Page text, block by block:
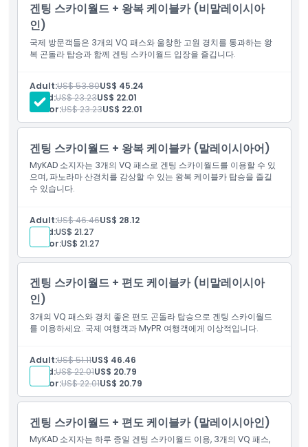
운영 시간
알아야 할 사항
위치
취소 정책
겐팅 스카이월드 + 왕복 케이블카 (비말레이시아
인)
국제 방문객들은 3개의 VQ 패스와 울창한 고원 경치를 통과하는 왕
복 곤돌라 탑승과 함께 겐팅 스카이월드 입장을 즐깁니다.
Adult:US$ 53.80US$ 45.24
Child:US$ 23.23US$ 22.01
Senior:US$ 23.23US$ 22.01
겐팅 스카이월드 + 왕복 케이블카 (말레이시아어)
MyKAD 소지자는 3개의 VQ 패스로 겐팅 스카이월드를 이용할 수 있
으며, 파노라마 산경치를 감상할 수 있는 왕복 케이블카 탑승을 즐길
수 있습니다.
Adult:US$ 46.46US$ 28.12
Child:US$ 21.27
Senior:US$ 21.27
겐팅 스카이월드 + 편도 케이블카 (비말레이시아
인)
3개의 VQ 패스와 경치 좋은 편도 곤돌라 탑승으로 겐팅 스카이월드
를 이용하세요. 국제 여행객과 MyPR 여행객에게 이상적입니다.
Adult:US$ 51.11US$ 46.46
Child:US$ 22.01US$ 20.79
Senior:US$ 22.01US$ 20.79
겐팅 스카이월드 + 편도 케이블카 (말레이시아인)
MyKAD 소지자는 하루 종일 겐팅 스카이월드 이용, 3개의 VQ 패스,